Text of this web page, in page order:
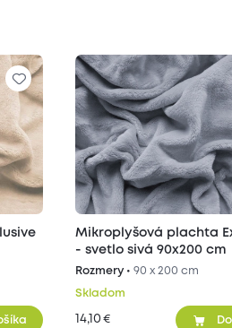
Mikroplyšová plachta
- svetlo sivá 90x200 cm
Rozmery • 90 x 200 cm
Skladom
14,10 €